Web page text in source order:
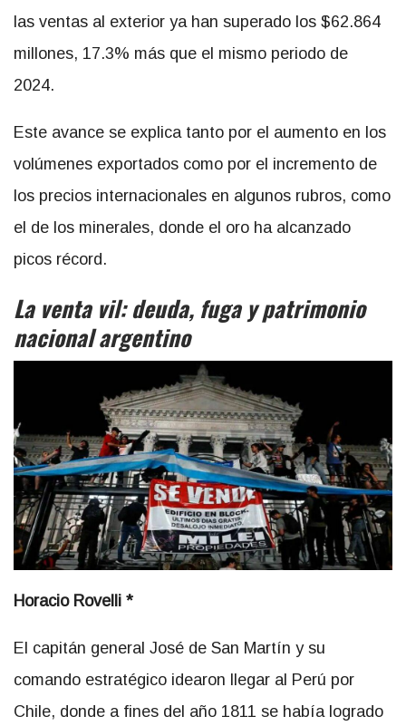
las ventas al exterior ya han superado los $62.864
millones, 17.3% más que el mismo periodo de
2024.
Este avance se explica tanto por el aumento en los
volúmenes exportados como por el incremento de
los precios internacionales en algunos rubros, como
el de los minerales, donde el oro ha alcanzado
picos récord.
La venta vil: deuda, fuga y patrimonio
nacional argentino
Horacio Rovelli *
El capitán general José de San Martín y su
comando estratégico idearon llegar al Perú por
Chile, donde a fines del año 1811 se había logrado